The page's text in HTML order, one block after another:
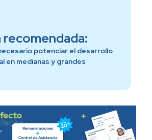
potenciar el desarrollo
en medianas y grandes